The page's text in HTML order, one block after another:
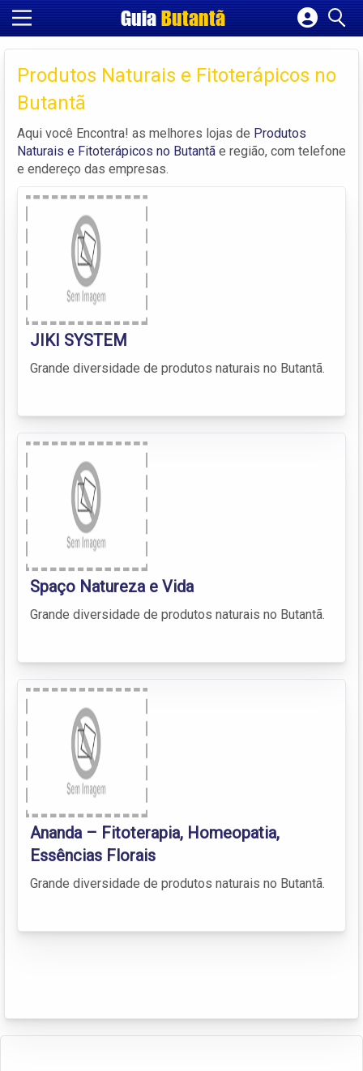
GuiaButantã
Cadastrar empresa
Criar conta
Produtos Naturais e Fitoterápicos no
Butantã
Aqui você Encontra! as melhores lojas de Produtos
Naturais e Fitoterápicos no Butantã e região, com telefone
e endereço das empresas.
JIKI SYSTEM
Grande diversidade de produtos naturais no Butantã.
Spaço Natureza e Vida
Grande diversidade de produtos naturais no Butantã.
Ananda – Fitoterapia, Homeopatia,
Essências Florais
Grande diversidade de produtos naturais no Butantã.